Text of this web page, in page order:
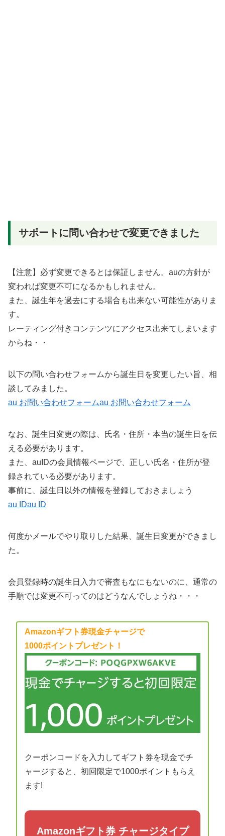
サポートに問い合わせで変更できました
【注意】必ず変更できるとは保証しません。auの方針が
変われば変更不可になるかもしれません。
また、誕生年を過去にする場合も出来ない可能性がありま
す。
レーティング付きコンテンツにアクセス出来てしまいます
からね・・
以下の問い合わせフォームから誕生日を変更したい旨、相
談してみました。
au お問い合わせフォームau お問い合わせフォーム
なお、誕生日変更の際は、氏名・住所・本当の誕生日を伝
える必要があります。
また、auIDの会員情報ページで、正しい氏名・住所が登
録されている必要があります。
事前に、誕生日以外の情報を登録しておきましょう
au IDau ID
何度かメールでやり取りした結果、誕生日変更ができまし
た。
会員登録時の誕生日入力で審査もなにもないのに、通常の
手順では変更不可ってのはどうなんでしょうね・・・
Amazonギフト券現金チャージで
1000ポイントプレゼント！
クーポンコードを入力してギフト券を現金でチ
ャージすると、初回限定で1000ポイントもらえ
ます!
Amazonギフト券 チャージタイプ